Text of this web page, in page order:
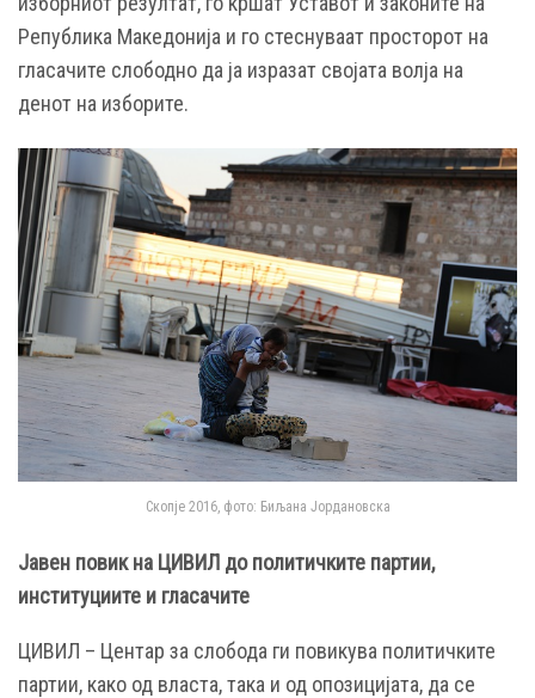
Република Македонија и го стеснуваат просторот на
гласачите слободно да ја изразат својата волја на
денот на изборите.
Скопје 2016, фото: Биљана Јордановска
Јавен повик на ЦИВИЛ до политичките партии,
институциите и гласачите
ЦИВИЛ – Центар за слобода ги повикува политичките
партии, како од власта, така и од опозицијата, да се